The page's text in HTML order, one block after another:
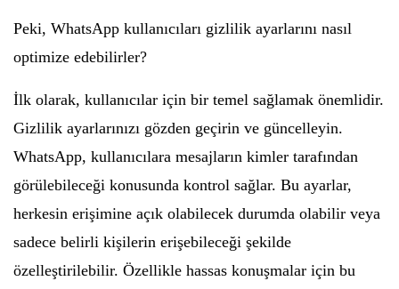
Peki, WhatsApp kullanıcıları gizlilik ayarlarını nasıl
optimize edebilirler?
İlk olarak, kullanıcılar için bir temel sağlamak önemlidir.
Gizlilik ayarlarınızı gözden geçirin ve güncelleyin.
WhatsApp, kullanıcılara mesajların kimler tarafından
görülebileceği konusunda kontrol sağlar. Bu ayarlar,
herkesin erişimine açık olabilecek durumda olabilir veya
sadece belirli kişilerin erişebileceği şekilde
özelleştirilebilir. Özellikle hassas konuşmalar için bu